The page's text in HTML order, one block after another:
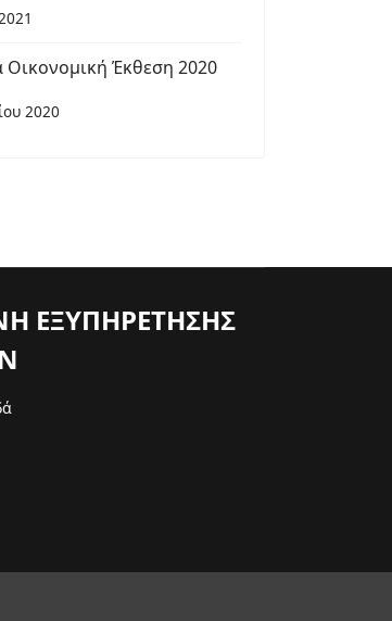
Οικονομική Έκθεση 2020
2020
ΕΞΥΠΗΡΕΤΗΣΗΣ